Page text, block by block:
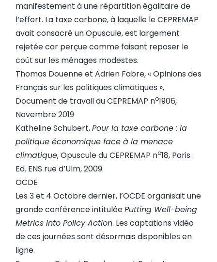
manifestement à une répartition égalitaire de
l’effort. La taxe carbone, à laquelle le CEPREMAP
avait consacré unOpuscule, est largement
rejetée car perçue comme faisant reposer le
coût sur les ménages modestes.
Thomas Douenne et Adrien Fabre, « Opinions des
Français sur les politiques climatiques »,
Document de travail du CEPREMAP no1906,
Novembre 2019
Katheline Schubert,Pour la taxe carbone : la
politique économique face à la menace
climatique, Opuscule du CEPREMAP no18, Paris :
Ed. ENS rue d’Ulm, 2009.
OCDE
Les 3 et 4 Octobre dernier, l’OCDE organisait une
grande conférence intituléePutting Well-being
Metrics into Policy Action. Les captations vidéo
de ces journées sont désormais disponibles en
ligne.